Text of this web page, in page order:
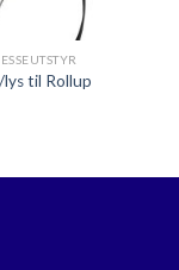
lys til Rollup